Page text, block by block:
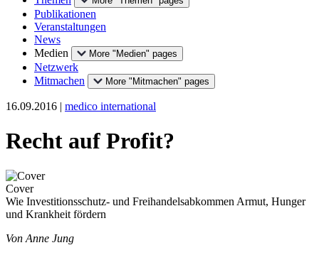
Publikationen
Veranstaltungen
News
Medien
More "Medien" pages
Netzwerk
Mitmachen
More "Mitmachen" pages
16.09.2016 | medico international
Recht auf Profit?
Cover
Wie Investitionsschutz- und Freihandelsabkommen Armut, Hunger
und Krankheit fördern
Von Anne Jung